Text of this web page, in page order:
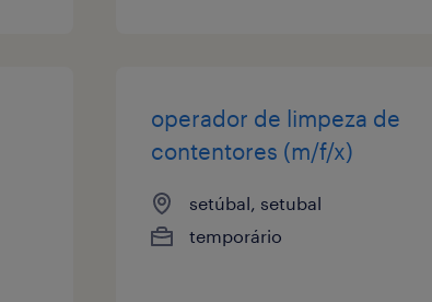
operador de limpeza de
contentores (m/f/x)
setúbal, setubal
temporário